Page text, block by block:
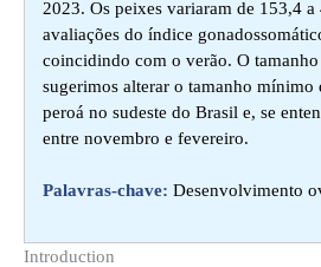
2023. Os peixes variaram de 153,4
avaliações do índice
coincidindo com o verão. O
sugerimos alterar o tamanho mínimo
peroá no sudeste do Brasil e, se
entre novembro e fevereiro.
Palavras-chave: Desenvolvimento
Introduction​